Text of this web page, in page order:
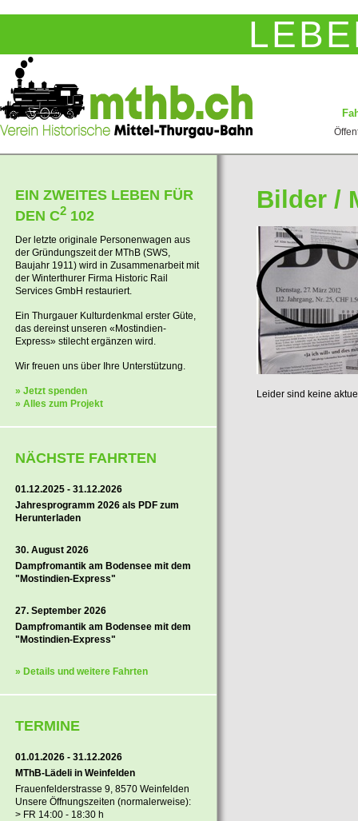
EIN ZWEITES LEBEN FÜR
DEN C2 102
Der letzte originale Personenwagen aus
der Gründungszeit der MThB (SWS,
Baujahr 1911) wird in Zusammenarbeit mit
der Winterthurer Firma Historic Rail
Services GmbH restauriert.
Ein Thurgauer Kulturdenkmal erster Güte,
das dereinst unseren «Mostindien-
Express» stilecht ergänzen wird.
Wir freuen uns über Ihre Unterstützung.
» Jetzt spenden
» Alles zum Projekt
NÄCHSTE FAHRTEN
01.12.2025 - 31.12.2026
Jahresprogramm 2026 als PDF zum
Herunterladen
30. August 2026
Dampfromantik am Bodensee mit dem
"Mostindien-Express"
27. September 2026
Dampfromantik am Bodensee mit dem
"Mostindien-Express"
» Details und weitere Fahrten
TERMINE
01.01.2026 - 31.12.2026
MThB-Lädeli in Weinfelden
Frauenfelderstrasse 9, 8570 Weinfelden
Unsere Öffnungszeiten (normalerweise):
> FR 14:00 - 18:30 h
Bilder /
Leider sind keine